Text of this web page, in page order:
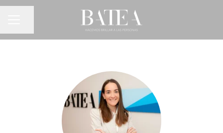
Compartir página